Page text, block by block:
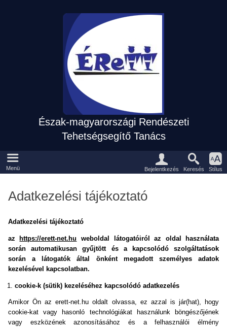
Észak-magyarországi Rendészeti
Tehetségsegítő Tanács
Fõmenü
Menü
Eszközpanel
Bejelentkezés Keresés Stílus
Adatkezelési tájékoztató
Adatkezelési tájékoztató
az https://erett-net.hu weboldal látogatóiról az oldal használata
során automatikusan gyűjtött és a kapcsolódó szolgáltatások
során a látogatók által önként megadott személyes adatok
kezelésével kapcsolatban.
cookie-k (sütik) kezeléséhez kapcsolódó adatkezelés
Amikor Ön az erett-net.hu oldalt olvassa, ez azzal is jár(hat), hogy
cookie-kat vagy hasonló technológiákat használunk böngészőjének
vagy eszközének azonosításához és a felhasználói élmény